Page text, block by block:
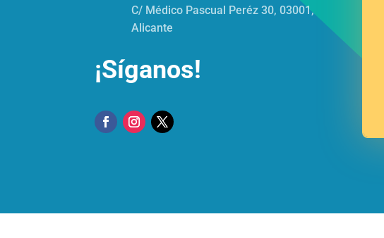
C/ Médico Pascual Peréz 30, 03001,
Alicante
¡Síganos!